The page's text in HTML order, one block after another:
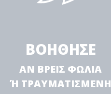
ΒΟΗΘΗΣΕ
ΑΝ ΒΡΕΙΣ ΦΩΛΙΑ
Ή ΤΡΑΥΜΑΤΙΣΜΕΝΗ